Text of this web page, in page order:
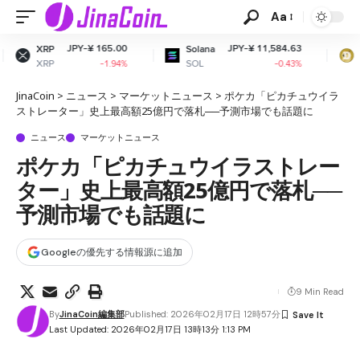
Aa
165.00
-1.94%
Solana
SOL
JPY-¥ 11,584.63
-0.43%
Dogecoin
DOGE
JPY-
JinaCoin > ニュース > マーケットニュース > ポケカ「ピカチュウイラ
ストレーター」史上最高額25億円で落札──予測市場でも話題に
ニュース マーケットニュース
ポケカ「ピカチュウイラストレー
ター」史上最高額25億円で落札──
予測市場でも話題に
Googleの優先する情報源に追加
Last Updated: 2026年02月17日 13時13分 1:13 PM
ByJinaCoin編集部Published: 2026年02月17日 12時57分
9 Min Read